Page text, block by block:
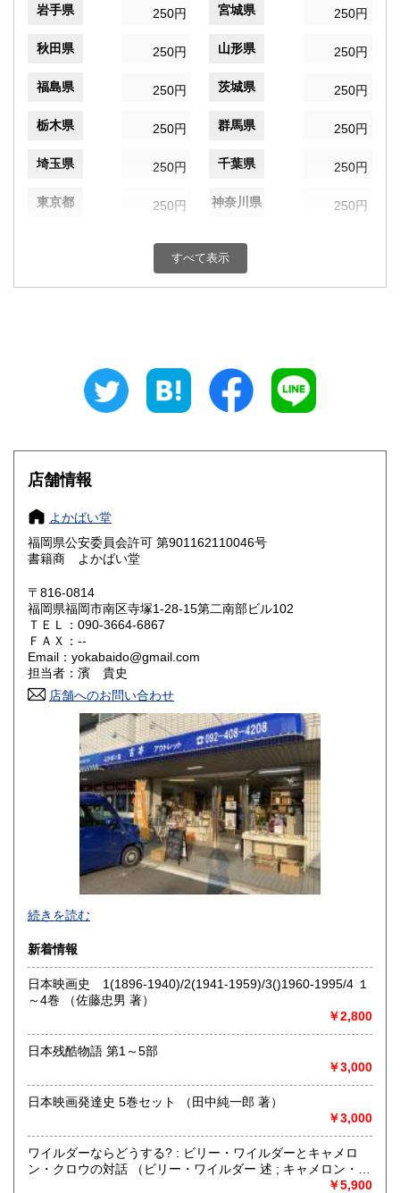
岩手県 250円 宮城県 250円
秋田県 250円 山形県 250円
福島県 250円 茨城県 250円
栃木県 250円 群馬県 250円
埼玉県 250円 千葉県 250円
東京都 250円 神奈川県 250円
250円 富山県
250円 三重県
大阪府
奈良県
鳥取県 250円 島根県
岡山県
山口県 250円
香川県
高知県 250円
250円 長崎県
250円 大分県
250円 鹿児島県
250円
すべて表示
店舗情報
よかばい堂
福岡県公安委員会許可 第901162110046号
書籍商 よかばい堂
〒816-0814
福岡県福岡市南区寺塚1-28-15第二南部ビル102
ＴＥＬ：090-3664-6867
ＦＡＸ：--
Email：yokabaido@gmail.com
担当者：濱 貴史
店舗へのお問い合わせ
◆出張買取・本の整理・遺品整理・実家整理・生前整理・終
続きを読む
新着情報
日本映画史 1(1896-1940)/2(1941-1959)/3()1960-1995/4 １
～4巻 （佐藤忠男 著）
￥2,800
日本残酷物語 第1～5部
￥3,000
日本映画発達史 5巻セット （田中純一郎 著）
￥3,000
ワイルダーならどうする? : ビリー・ワイルダーとキャメロ
ン・クロウの対話 （ビリー・ワイルダー 述 ; キャメロン・ク
￥5,900